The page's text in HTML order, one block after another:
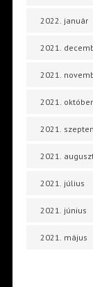
2022. január
2021.
2021.
2021. október
2021.
2021.
2021. július
2021. június
2021. május